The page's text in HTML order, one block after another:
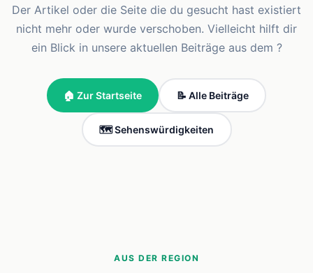
Der Artikel oder die Seite die du gesucht hast existiert
nicht mehr oder wurde verschoben. Vielleicht hilft dir
ein Blick in unsere aktuellen Beiträge aus dem ?
🏠 Zur Startseite 📝 Alle Beiträge
🗺️ Sehenswürdigkeiten
AUS DER REGION